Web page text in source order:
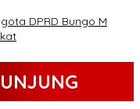
DPRD Bungo M